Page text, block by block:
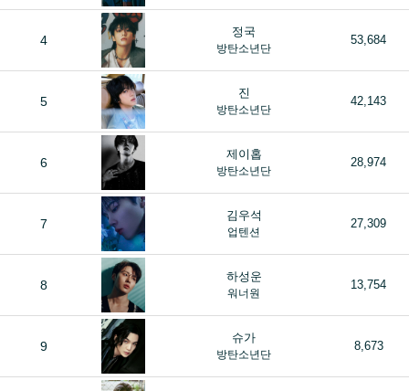
4
정국
방탄소년단
53,684
5
진
방탄소년단
42,143
6
제이홉
방탄소년단
28,974
7
김우석
업텐션
27,309
8
하성운
워너원
13,754
9
슈가
방탄소년단
8,673